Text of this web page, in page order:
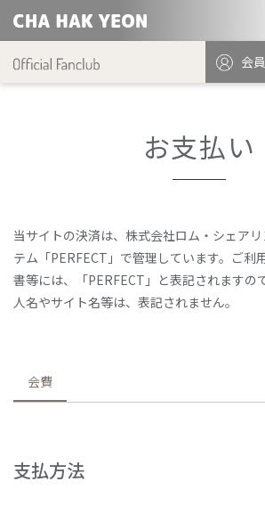
会
お支払い
当サイトの決済は、株式会社ロム・シェア
テム「PERFECT」で管理しています。ご利
書等には、「PERFECT」と表記されますの
人名やサイト名等は、表記されません。
会費
支払方法